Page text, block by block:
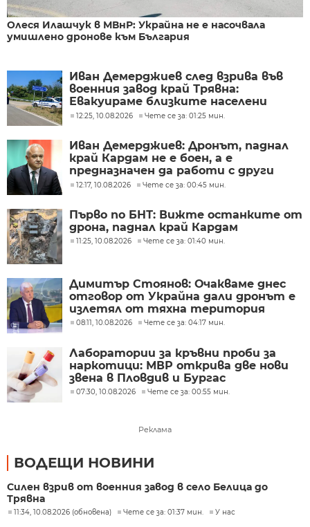
Олеся Илашчук в МВнР: Украйна не е насочвала
умишлено дронове към България
Иван Демерджиев след взрива във
военния завод край Трявна:
Евакуираме близките населени
места
12:25, 10.08.2026 Чете се за: 01:25 мин.
Иван Демерджиев: Дронът, паднал
край Кардам не е боен, а е
предназначен да работи с други
дронове
12:17, 10.08.2026 Чете се за: 00:45 мин.
Първо по БНТ: Вижте останките от
дрона, паднал край Кардам
11:25, 10.08.2026 Чете се за: 01:40 мин.
Димитър Стоянов: Очакваме днес
отговор от Украйна дали дронът е
излетял от тяхна територия
08:11, 10.08.2026 Чете се за: 04:17 мин.
Лаборатории за кръвни проби за
наркотици: МВР открива две нови
звена в Пловдив и Бургас
07:30, 10.08.2026 Чете се за: 00:55 мин.
Реклама
ВОДЕЩИ НОВИНИ
Силен взрив от военния завод в село Белица до
Трявна
11:34, 10.08.2026 (обновена) Чете се за: 01:37 мин. У нас